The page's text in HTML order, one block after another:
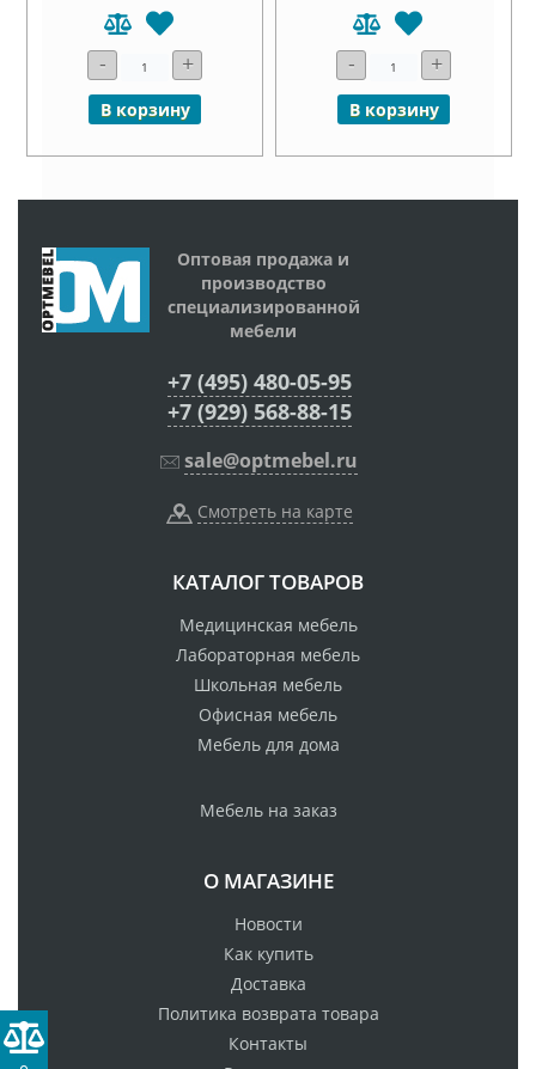
- +
В корзину
- +
В корзину
Оптовая продажа и
производство
специализированной
мебели
+7 (495) 480-05-95
+7 (929) 568-88-15
sale@optmebel.ru
Смотреть на карте
КАТАЛОГ ТОВАРОВ
Медицинская мебель
Лабораторная мебель
Школьная мебель
Офисная мебель
Мебель для дома
Мебель на заказ
О МАГАЗИНЕ
Новости
Как купить
Доставка
Политика возврата товара
Контакты